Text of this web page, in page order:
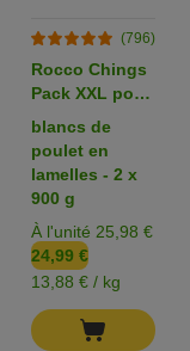
(796)
Rocco Chings
Pack XXL pour
chien
blancs de
poulet en
lamelles - 2 x
900 g
À l'unité 25,98 €
24,99 €
13,88 € / kg